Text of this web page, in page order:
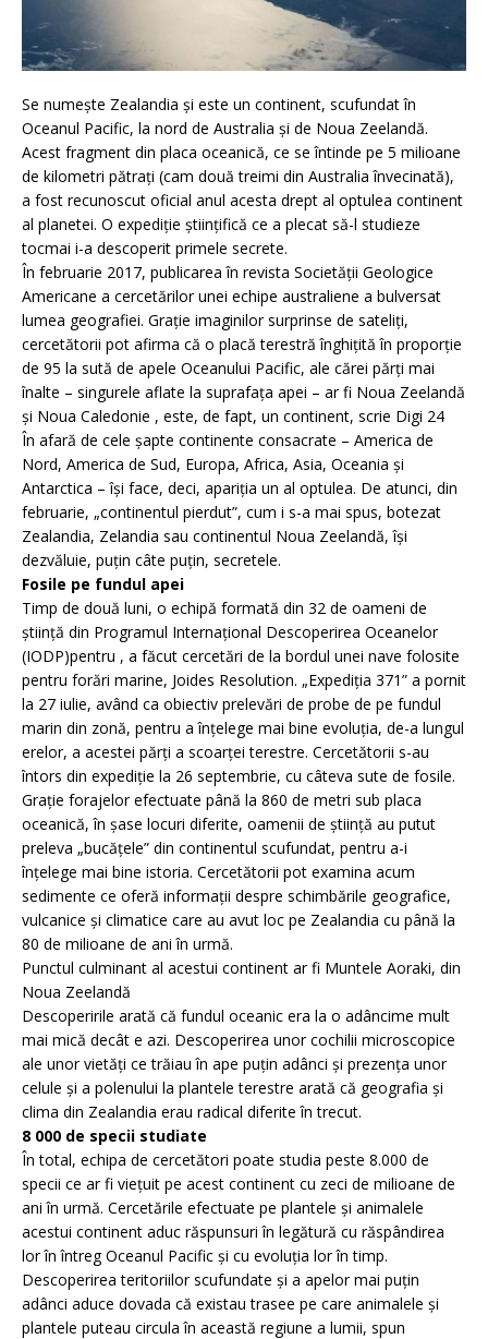
Se numește Zealandia și este un continent, scufundat în
Oceanul Pacific, la nord de Australia și de Noua Zeelandă.
Acest fragment din placa oceanică, ce se întinde pe 5 milioane
de kilometri pătrați (cam două treimi din Australia învecinată),
a fost recunoscut oficial anul acesta drept al optulea continent
al planetei. O expediție științifică ce a plecat să-l studieze
tocmai i-a descoperit primele secrete.
În februarie 2017, publicarea în revista Societății Geologice
Americane a cercetărilor unei echipe australiene a bulversat
lumea geografiei. Grație imaginilor surprinse de sateliți,
cercetătorii pot afirma că o placă terestră înghițită în proporție
de 95 la sută de apele Oceanului Pacific, ale cărei părți mai
înalte – singurele aflate la suprafața apei – ar fi Noua Zeelandă
și Noua Caledonie , este, de fapt, un continent, scrie Digi 24
În afară de cele șapte continente consacrate – America de
Nord, America de Sud, Europa, Africa, Asia, Oceania și
Antarctica – își face, deci, apariția un al optulea. De atunci, din
februarie, „continentul pierdut”, cum i s-a mai spus, botezat
Zealandia, Zelandia sau continentul Noua Zeelandă, își
dezvăluie, puțin câte puțin, secretele.
Fosile pe fundul apei
Timp de două luni, o echipă formată din 32 de oameni de
știință din Programul Internațional Descoperirea Oceanelor
(IODP)pentru , a făcut cercetări de la bordul unei nave folosite
pentru forări marine, Joides Resolution. „Expediția 371” a pornit
la 27 iulie, având ca obiectiv prelevări de probe de pe fundul
marin din zonă, pentru a înțelege mai bine evoluția, de-a lungul
erelor, a acestei părți a scoarței terestre. Cercetătorii s-au
întors din expediție la 26 septembrie, cu câteva sute de fosile.
Grație forajelor efectuate până la 860 de metri sub placa
oceanică, în șase locuri diferite, oamenii de știință au putut
preleva „bucățele” din continentul scufundat, pentru a-i
înțelege mai bine istoria. Cercetătorii pot examina acum
sedimente ce oferă informații despre schimbările geografice,
vulcanice și climatice care au avut loc pe Zealandia cu până la
80 de milioane de ani în urmă.
Punctul culminant al acestui continent ar fi Muntele Aoraki, din
Noua Zeelandă
Descoperirile arată că fundul oceanic era la o adâncime mult
mai mică decât e azi. Descoperirea unor cochilii microscopice
ale unor vietăți ce trăiau în ape puțin adânci și prezența unor
celule și a polenului la plantele terestre arată că geografia și
clima din Zealandia erau radical diferite în trecut.
8 000 de specii studiate
În total, echipa de cercetători poate studia peste 8.000 de
specii ce ar fi viețuit pe acest continent cu zeci de milioane de
ani în urmă. Cercetările efectuate pe plantele și animalele
acestui continent aduc răspunsuri în legătură cu răspândirea
lor în întreg Oceanul Pacific și cu evoluția lor în timp.
Descoperirea teritoriilor scufundate și a apelor mai puțin
adânci aduce dovada că existau trasee pe care animalele și
plantele puteau circula în această regiune a lumii, spun